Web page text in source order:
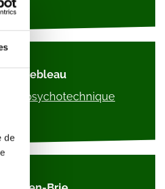
de
psychotechnique